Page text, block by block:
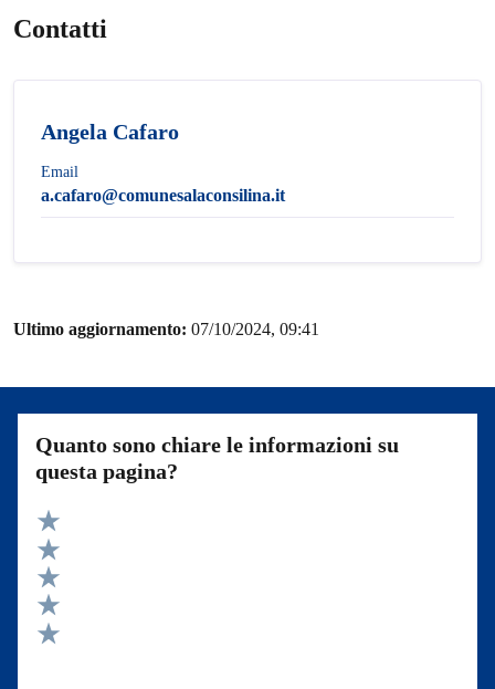
Contatti
Angela Cafaro
Email
a.cafaro@comunesalaconsilina.it
Ultimo aggiornamento: 07/10/2024, 09:41
Quanto sono chiare le informazioni su
questa pagina?
Valuta 5 stelle su 5
Valuta 4 stelle su 5
Valuta 3 stelle su 5
Valuta 2 stelle su 5